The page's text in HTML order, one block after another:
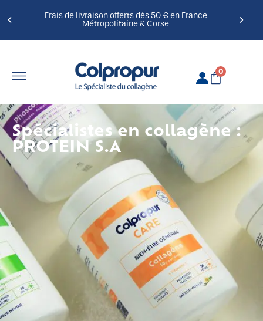
Frais de livraison offerts dès 50 € en France
Métropolitaine & Corse
0
Spécialistes en collagène :
PROTEIN S.A